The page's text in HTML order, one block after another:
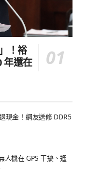
！裕
年還在
現金！網友送修 DDR5
人機在 GPS 干擾、遙